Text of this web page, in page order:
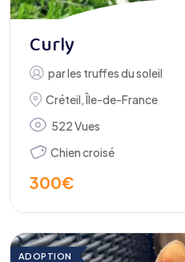
Curly
parles truffes du soleil
Créteil,Île-de-France
522 Vues
Chien croisé
300€
ADOPTION